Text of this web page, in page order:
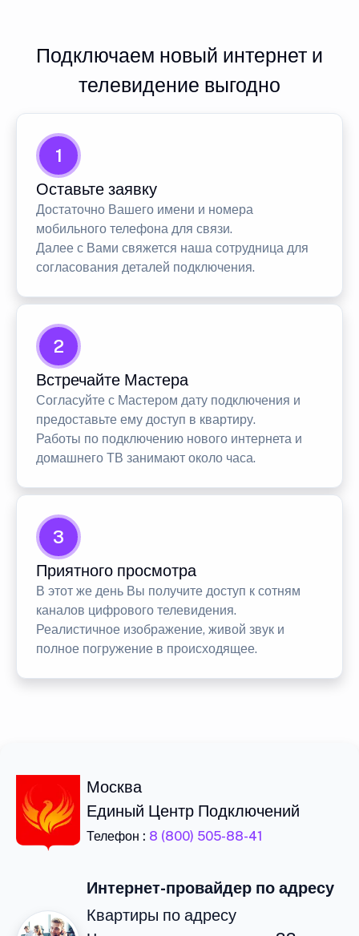
Подключаем новый интернет и
телевидение выгодно
1
Оставьте заявку
Достаточно Вашего имени и номера
мобильного телефона для связи.
Далее с Вами свяжется наша сотрудница для
согласования деталей подключения.
2
Встречайте Мастера
Согласуйте с Мастером дату подключения и
предоставьте ему доступ в квартиру.
Работы по подключению нового интернета и
домашнего ТВ занимают около часа.
3
Приятного просмотра
В этот же день Вы получите доступ к сотням
каналов цифрового телевидения.
Реалистичное изображение, живой звук и
полное погружение в происходящее.
Москва
Единый Центр Подключений
Телефон : 8 (800) 505-88-41
Интернет-провайдер по адресу
Квартиры по адресу